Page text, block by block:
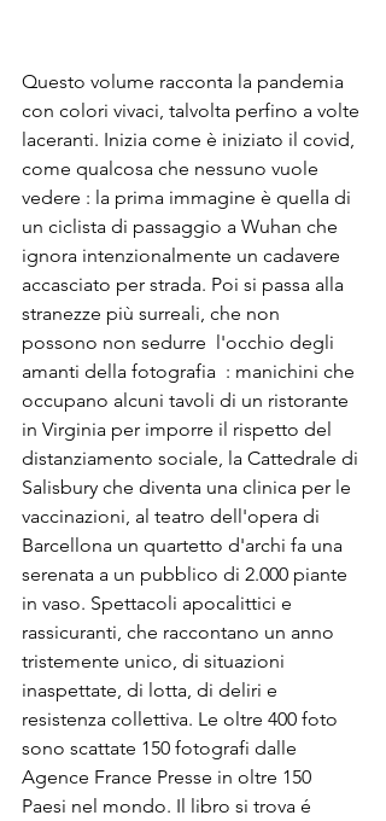
Questo volume racconta la pandemia
con colori vivaci, talvolta perfino a volte
laceranti. Inizia come è iniziato il covid,
come qualcosa che nessuno vuole
vedere : la prima immagine è quella di
un ciclista di passaggio a Wuhan che
ignora intenzionalmente un cadavere
accasciato per strada. Poi si passa alla
stranezze più surreali, che non
possono non sedurre  l'occhio degli
amanti della fotografia  : manichini che
occupano alcuni tavoli di un ristorante
in Virginia per imporre il rispetto del
distanziamento sociale, la Cattedrale di
Salisbury che diventa una clinica per le
vaccinazioni, al teatro dell'opera di
Barcellona un quartetto d'archi fa una
serenata a un pubblico di 2.000 piante
in vaso. Spettacoli apocalittici e
rassicuranti, che raccontano un anno
tristemente unico, di situazioni
inaspettate, di lotta, di deliri e
resistenza collettiva. Le oltre 400 foto
sono scattate 150 fotografi dalle
Agence France Presse in oltre 150
Paesi nel mondo. Il libro si trova é